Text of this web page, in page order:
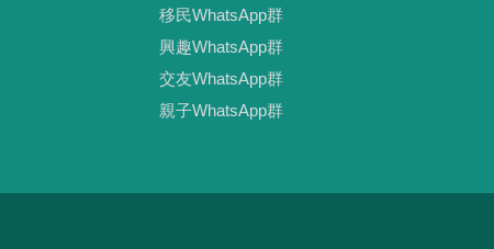
移民WhatsApp群
興趣WhatsApp群
交友WhatsApp群
親子WhatsApp群